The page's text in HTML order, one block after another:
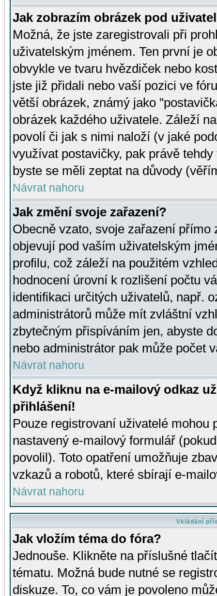
Jak zobrazím obrázek pod
Možná, že jste zaregistrovali při
uživatelským jménem. Ten první je
obvykle ve tvaru hvězdiček nebo
jste již přidali nebo vaší pozici ve
větší obrázek, známý jako
obrázek každého uživatele. Záleží
povolí či jak s nimi naloží (v jaké
využívat postavičky, pak právě
byste se měli zeptat na důvody
Návrat nahoru
Jak změní svoje zařazení?
Obecně vzato, svoje zařazení přímo
objevují pod vaším uživatelským
profilu, což záleží na použitém
hodnocení úrovní k rozlišení počtu
identifikaci určitých uživatelů, např.
administrátorů může mít zvláštní
zbytečným přispíváním jen, abyste
nebo administrátor pak může počet
Návrat nahoru
Když kliknu na e-mailový odkaz
přihlášení!
Pouze registrovaní uživatelé mohou
nastavený e-mailový formulář
povolil). Toto opatření umožňuje
vzkazů a robotů, které sbírají e-
Návrat nahoru
Vkládání
Jak vložím téma do fóra?
Jednouše. Klikněte na příslušné
tématu. Možná bude nutné se
diskuze. To, co vám je povoleno